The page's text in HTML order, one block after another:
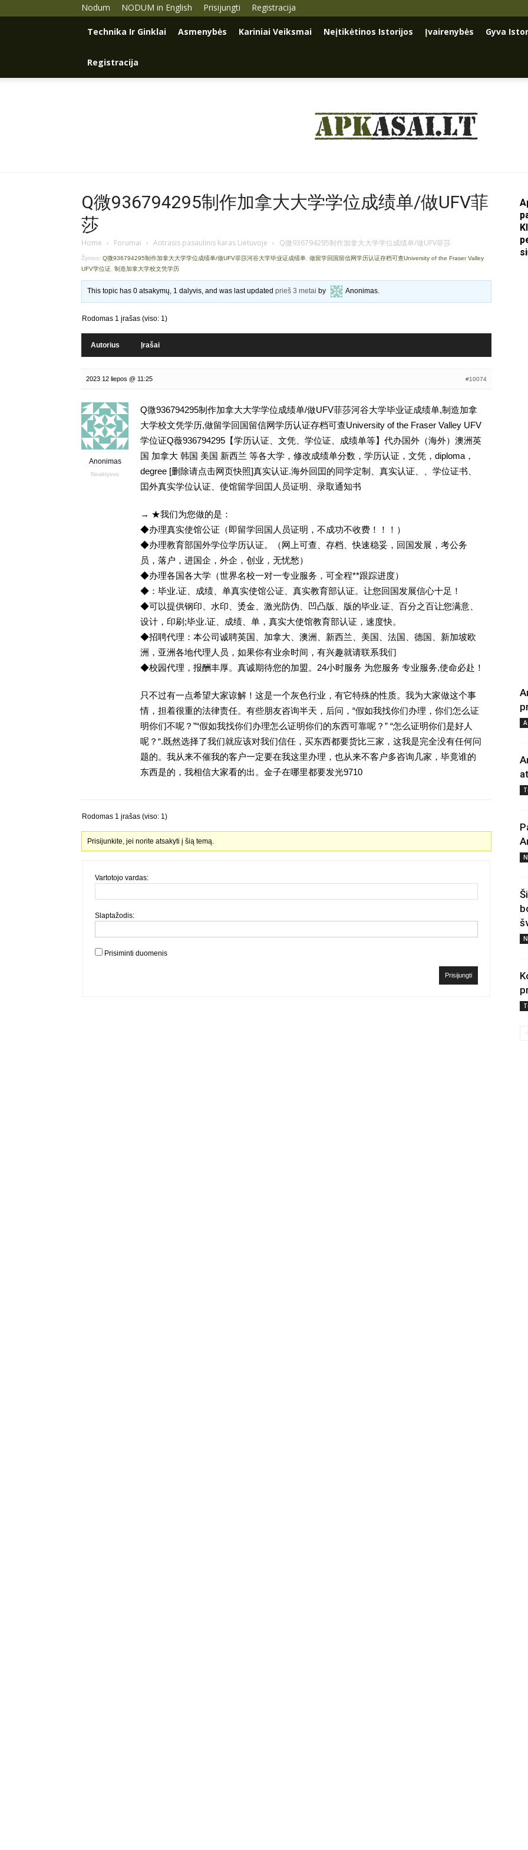
Nodum NODUM in English Prisijungti Registracija
Technika Ir Ginklai Asmenybės Kariniai Veiksmai Neįtikėtinos Istorijos Įvairenybės Gyva
Registracija
Q微936794295制作加拿大大学学位成绩单/做UFV菲
莎
Home › Forumai › Antrasis pasaulinis karas Lietuvoje › Q微936794295制作加拿大大学学位成绩单/做UFV菲莎
Žymos: Q微936794295制作加拿大大学学位成绩单/做UFV菲莎河谷大学毕业证成绩单 做留学回国留信网学历认证存档可查University of the Fraser Valley
UFV学位证 制造加拿大学校文凭学历
This topic has 0 atsakymų, 1 dalyvis, and was last updatedprieš 3 metai by Anonimas.
Rodomas 1 įrašas (viso: 1)
Autorius Įrašai
2023 12 liepos @ 11:25 #10074
Anonimas
Neaktyvus
Q微936794295制作加拿大大学学位成绩单/做UFV菲莎河谷大学毕业证成绩单,制造加拿
大学校文凭学历,做留学回国留信网学历认证存档可查University of the Fraser Valley UFV
学位证Q薇936794295【学历认证、文凭、学位证、成绩单等】代办国外（海外）澳洲英
国 加拿大 韩国 美国 新西兰 等各大学，修改成绩单分数，学历认证，文凭，diploma，
degree [删除请点击网页快照]真实认证.海外回囯的同学定制、真实认证、、学位证书、
囯外真实学位认证、使馆留学回囯人员证明、录取通知书
→ ★我们为您做的是：
◆办理真实使馆公证（即留学回国人员证明，不成功不收费！！！）
◆办理教育部国外学位学历认证。（网上可查、存档、快速稳妥，回国发展，考公务
员，落户，进国企，外企，创业，无忧愁）
◆办理各国各大学（世界名校一对一专业服务，可全程**跟踪进度）
◆：毕业.证、成绩、单真实使馆公证、真实教育部认证。让您回国发展信心十足！
◆可以提供钢印、水印、烫金、激光防伪、凹凸版、版的毕业.证、百分之百让您满意、
设计，印刷;毕业.证、成绩、单，真实大使馆教育部认证，速度快。
◆招聘代理：本公司诚聘英国、加拿大、澳洲、新西兰、美国、法国、德国、新加坡欧
洲，亚洲各地代理人员，如果你有业余时间，有兴趣就请联系我们
◆校园代理，报酬丰厚。真诚期待您的加盟。24小时服务 为您服务 专业服务,使命必赴！
只不过有一点希望大家谅解！这是一个灰色行业，有它特殊的性质。我为大家做这个事
情，担着很重的法律责任。有些朋友咨询半天，后问，“假如我找你们办理，你们怎么证
明你们不呢？”“假如我找你们办理怎么证明你们的东西可靠呢？” “怎么证明你们是好人
呢？“.既然选择了我们就应该对我们信任，买东西都要货比三家，这我是完全没有任何问
题的。我从来不催我的客户一定要在我这里办理，也从来不客户多咨询几家，毕竟谁的
东西是的，我相信大家看的出。金子在哪里都要发光9710
Rodomas 1 įrašas (viso: 1)
Prisijunkite, jei norite atsakyti į šią temą.
Vartotojo vardas:
Slaptažodis:
Prisiminti duomenis
Prisijungti